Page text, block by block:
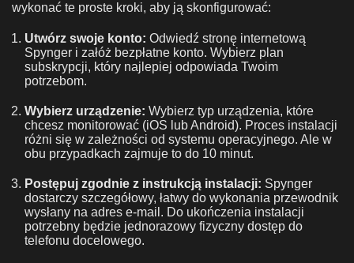
wykonać te proste kroki, aby ją skonfigurować:
Utwórz swoje konto: Odwiedź stronę internetową
Spynger i załóż bezpłatne konto. Wybierz plan
subskrypcji, który najlepiej odpowiada Twoim
potrzebom.
Wybierz urządzenie: Wybierz typ urządzenia, które
chcesz monitorować (iOS lub Android). Proces instalacji
różni się w zależności od systemu operacyjnego. Ale w
obu przypadkach zajmuje to do 10 minut.
Postępuj zgodnie z instrukcją instalacji: Spynger
dostarczy szczegółowy, łatwy do wykonania przewodnik
wysłany na adres e-mail. Do ukończenia instalacji
potrzebny będzie jednorazowy fizyczny dostęp do
telefonu docelowego.